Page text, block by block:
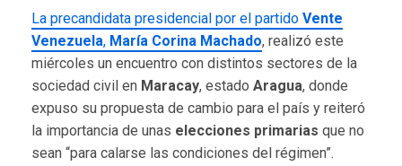
La precandidata presidencial por el partido Vente
Venezuela, María Corina Machado, realizó este
miércoles un encuentro con distintos sectores de la
sociedad civil en Maracay, estado Aragua, donde
expuso su propuesta de cambio para el país y reiteró
la importancia de unas elecciones primarias que no
sean “para calarse las condiciones del régimen”.